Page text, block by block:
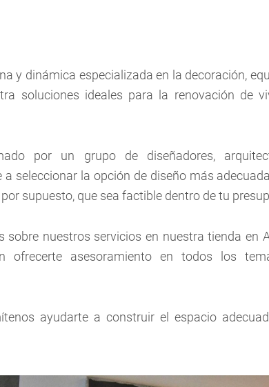
y dinámica especializada en la decoración,
soluciones ideales para la renovación de
por un grupo de diseñadores,
seleccionar la opción de diseño más
supuesto, que sea factible dentro de tu
sobre nuestros servicios en nuestra tienda en
ofrecerte asesoramiento en todos los
ayudarte a construir el espacio